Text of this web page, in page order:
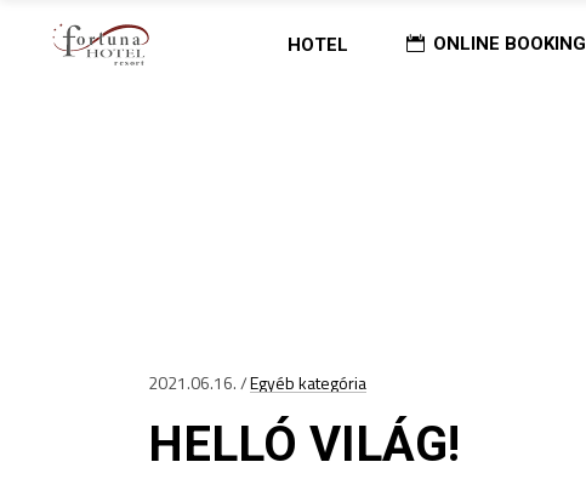
HOTEL ONLINE BOOKING
2021.06.16. Egyéb kategória
HELLÓ VILÁG!